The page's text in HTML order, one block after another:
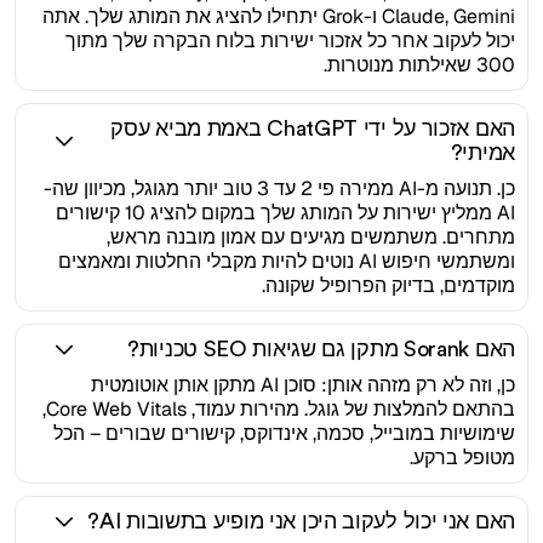
Claude, Gemini ו-Grok יתחילו להציג את המותג שלך. אתה
יכול לעקוב אחר כל אזכור ישירות בלוח הבקרה שלך מתוך
300 שאילתות מנוטרות.
האם אזכור על ידי ChatGPT באמת מביא עסק
אמיתי?
כן. תנועה מ-AI ממירה פי 2 עד 3 טוב יותר מגוגל, מכיוון שה-
AI ממליץ ישירות על המותג שלך במקום להציג 10 קישורים
מתחרים. משתמשים מגיעים עם אמון מובנה מראש,
ומשתמשי חיפוש AI נוטים להיות מקבלי החלטות ומאמצים
מוקדמים, בדיוק הפרופיל שקונה.
האם Sorank מתקן גם שגיאות SEO טכניות?
כן, וזה לא רק מזהה אותן: סוכן AI מתקן אותן אוטומטית
בהתאם להמלצות של גוגל. מהירות עמוד, Core Web Vitals,
שימושיות במובייל, סכמה, אינדוקס, קישורים שבורים – הכל
מטופל ברקע.
האם אני יכול לעקוב היכן אני מופיע בתשובות AI?